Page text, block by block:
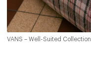
VANS – Well-Suited Collection